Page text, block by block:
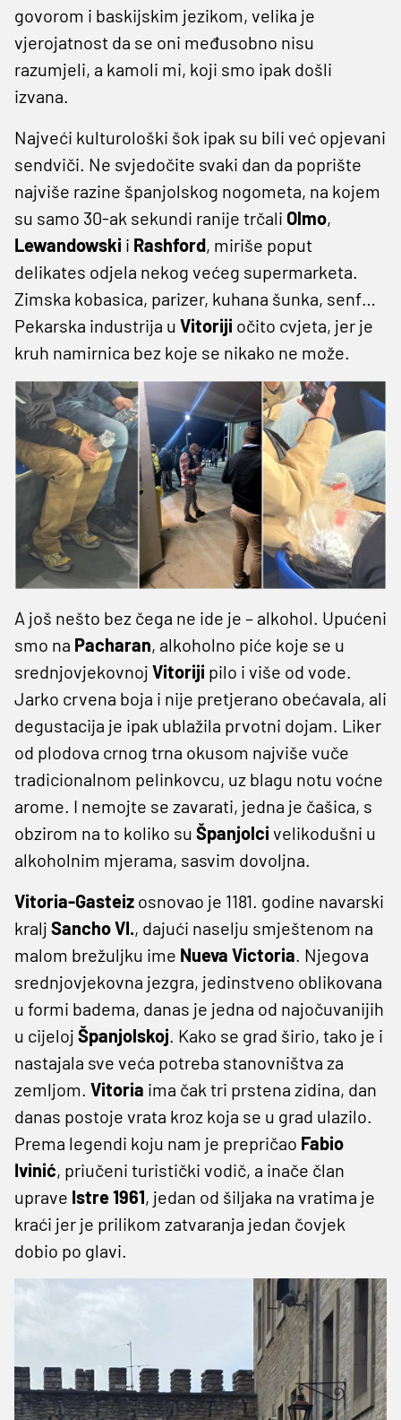
govorom i baskijskim jezikom, velika je
vjerojatnost da se oni međusobno nisu
razumjeli, a kamoli mi, koji smo ipak došli
izvana.
Najveći kulturološki šok ipak su bili već opjevani
sendviči. Ne svjedočite svaki dan da poprište
najviše razine španjolskog nogometa, na kojem
su samo 30-ak sekundi ranije trčali Olmo,
Lewandowski i Rashford, miriše poput
delikates odjela nekog većeg supermarketa.
Zimska kobasica, parizer, kuhana šunka, senf…
Pekarska industrija u Vitoriji očito cvjeta, jer je
kruh namirnica bez koje se nikako ne može.
A još nešto bez čega ne ide je – alkohol. Upućeni
smo na Pacharan, alkoholno piće koje se u
srednjovjekovnoj Vitoriji pilo i više od vode.
Jarko crvena boja i nije pretjerano obećavala, ali
degustacija je ipak ublažila prvotni dojam. Liker
od plodova crnog trna okusom najviše vuče
tradicionalnom pelinkovcu, uz blagu notu voćne
arome. I nemojte se zavarati, jedna je čašica, s
obzirom na to koliko su Španjolci velikodušni u
alkoholnim mjerama, sasvim dovoljna.
Vitoria-Gasteiz osnovao je 1181. godine navarski
kralj Sancho VI., dajući naselju smještenom na
malom brežuljku ime Nueva Victoria. Njegova
srednjovjekovna jezgra, jedinstveno oblikovana
u formi badema, danas je jedna od najočuvanijih
u cijeloj Španjolskoj. Kako se grad širio, tako je i
nastajala sve veća potreba stanovništva za
zemljom. Vitoria ima čak tri prstena zidina, dan
danas postoje vrata kroz koja se u grad ulazilo.
Prema legendi koju nam je prepričao Fabio
Ivinić, priučeni turistički vodič, a inače član
uprave Istre 1961, jedan od šiljaka na vratima je
kraći jer je prilikom zatvaranja jedan čovjek
dobio po glavi.